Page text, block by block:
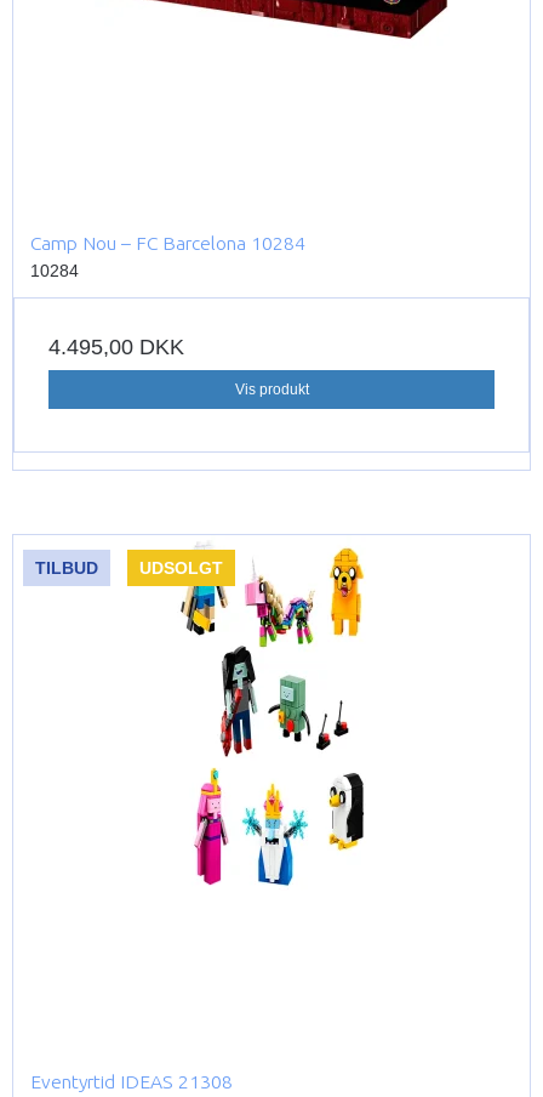
Camp Nou – FC Barcelona 10284
10284
4.495,00 DKK
Vis produkt
TILBUD UDSOLGT
Eventyrtid IDEAS 21308